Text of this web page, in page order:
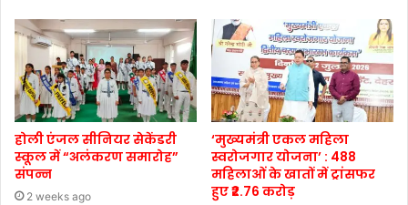
होली एंजल सीनियर सेकेंडरी
स्कूल में “अलंकरण समारोह”
संपन्न
2 weeks ago
‘मुख्यमंत्री एकल महिला
स्वरोजगार योजना’ : 488
महिलाओं के खातों में ट्रांसफर
हुए ₹2.76 करोड़